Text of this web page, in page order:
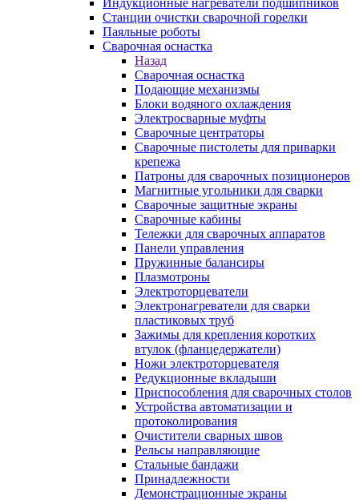
Индукционные нагреватели подшипников
Станции очистки сварочной горелки
Паяльные роботы
Сварочная оснастка
Назад
Сварочная оснастка
Подающие механизмы
Блоки водяного охлаждения
Электросварные муфты
Сварочные центраторы
Сварочные пистолеты для приварки
крепежа
Патроны для сварочных позиционеров
Магнитные угольники для сварки
Сварочные защитные экраны
Сварочные кабины
Тележки для сварочных аппаратов
Панели управления
Пружинные балансиры
Плазмотроны
Электроторцеватели
Электронагреватели для сварки
пластиковых труб
Зажимы для крепления коротких
втулок (фланцедержатели)
Ножи электроторцевателя
Редукционные вкладыши
Приспособления для сварочных столов
Устройства автоматизации и
протоколирования
Очистители сварных швов
Рельсы направляющие
Стальные бандажи
Принадлежности
Демонстрационные экраны